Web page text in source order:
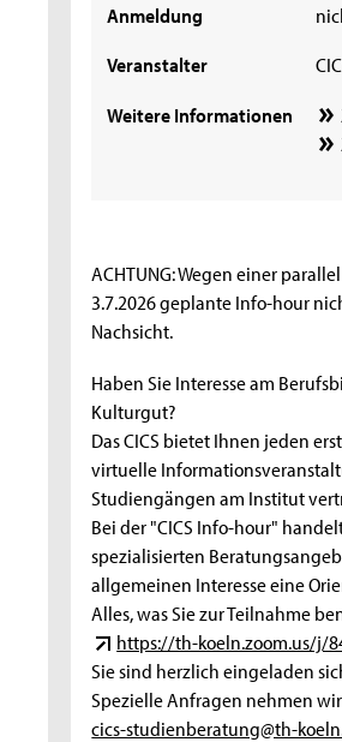
Anmeldung
Veranstalter
Weitere Informationen
ACHTUNG: Wegen einer
3.7.2026 geplante Info-hour
Nachsicht.
Haben Sie Interesse am
Kulturgut?
Das CICS bietet Ihnen jeden
virtuelle
Studiengängen am Institut
Bei der "CICS Info-hour"
spezialisierten
allgemeinen Interesse eine
Alles, was Sie zur Teilnahme
https://th-koeln.zoom.us/j/
Sie sind herzlich eingeladen
Spezielle Anfragen nehmen
cics-studienberatung@th-